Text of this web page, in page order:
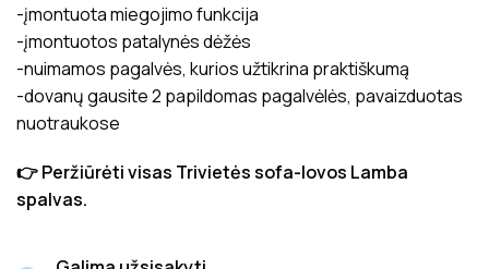
-įmontuota miegojimo funkcija
-įmontuotos patalynės dėžės
-nuimamos pagalvės, kurios užtikrina praktiškumą
-dovanų gausite 2 papildomas pagalvėlės, pavaizduotas
nuotraukose
👉 Peržiūrėti visas Trivietės sofa-lovos Lamba
spalvas.